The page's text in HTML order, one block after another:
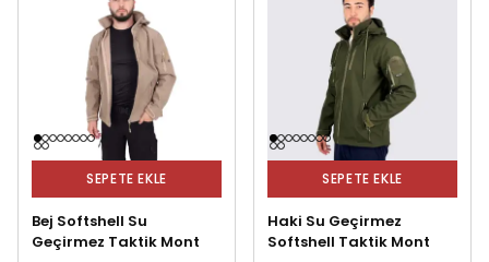
SEPETE EKLE
Bej Softshell Su
Geçirmez Taktik Mont
SEPETE EKLE
Haki Su Geçirmez
Softshell Taktik Mont